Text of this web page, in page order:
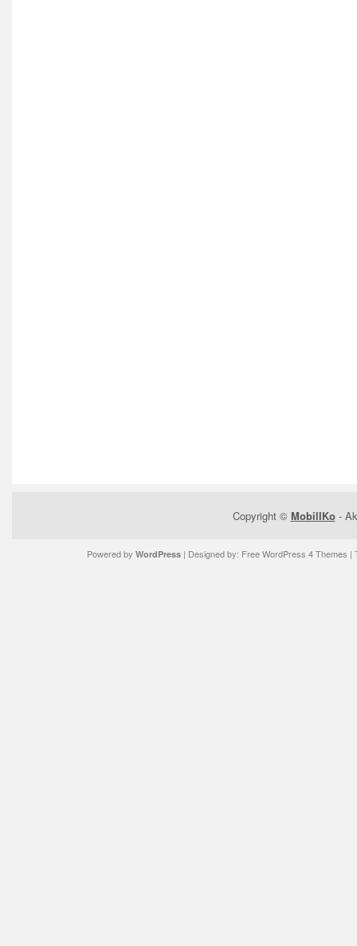
Copyright © MobilIKo-
Powered by WordPress| Designed by: Free WordPress 4 Themes |